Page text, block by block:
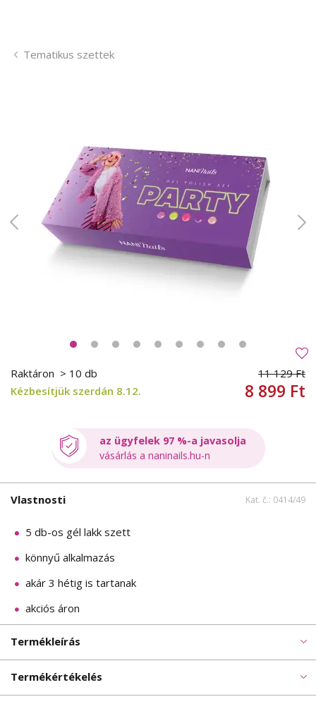
Tematikus szettek
Raktáron > 10 db
Kézbesítjük szerdán 8.12.
11 129 Ft
8 899 Ft
az ügyfelek 97 %-a javasolja
vásárlás a naninails.hu-n
Vlastnosti Kat. č.: 0414/49
5 db-os gél lakk szett
könnyű alkalmazás
akár 3 hétig is tartanak
akciós áron
Termékleírás
Termékértékelés